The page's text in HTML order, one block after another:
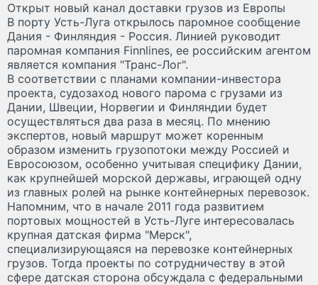
Открыт новый канал доставки грузов из Европы
В порту Усть-Луга открылось паромное сообщение
Дания - Финляндия - Россия. Линией руководит
паромная компания Finnlines, ее российским агентом
является компания "Транс-Лог".
В соответствии с планами компании-инвестора
проекта, судозаход нового парома с грузами из
Дании, Швеции, Норвегии и Финляндии будет
осуществляться два раза в месяц. По мнению
экспертов, новый маршрут может коренным
образом изменить грузопотоки между Россией и
Евросоюзом, особенно учитывая специфику Дании,
как крупнейшей морской державы, играющей одну
из главных ролей на рынке контейнерных перевозок.
Напомним, что в начале 2011 года развитием
портовых мощностей в Усть-Луге интересовалась
крупная датская фирма "Мерск",
специализирующаяся на перевозке контейнерных
грузов. Тогда проекты по сотрудничеству в этой
сфере датская сторона обсуждала с федеральными